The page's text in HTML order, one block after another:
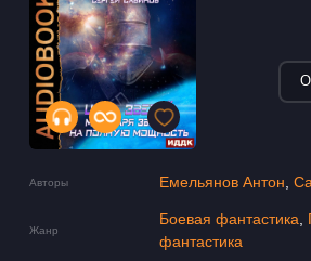
Авторы Емельянов Антон
Жанр
Боевая фантастика
фантастика